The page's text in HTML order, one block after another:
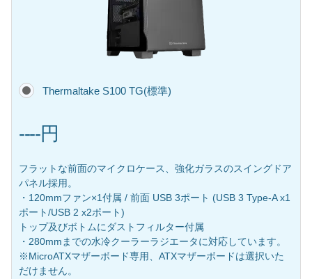
Thermaltake S100 TG(標準)
----円
フラットな前面のマイクロケース、強化ガラスのスイングドア
パネル採用。
・120mmファン×1付属 / 前面 USB 3ポート (USB 3 Type-A x1
ポート/USB 2 x2ポート)
トップ及びボトムにダストフィルター付属
・280mmまでの水冷クーラーラジエータに対応しています。
※MicroATXマザーボード専用、ATXマザーボードは選択いた
だけません。